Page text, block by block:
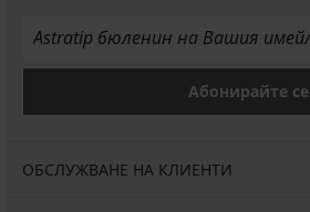
Абонирайте се
ОБСЛУЖВАНЕ НА КЛИЕНТИ